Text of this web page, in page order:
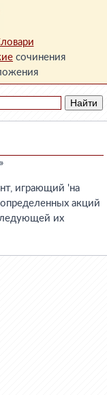
сочинения
»
играющий 'на
акций
их